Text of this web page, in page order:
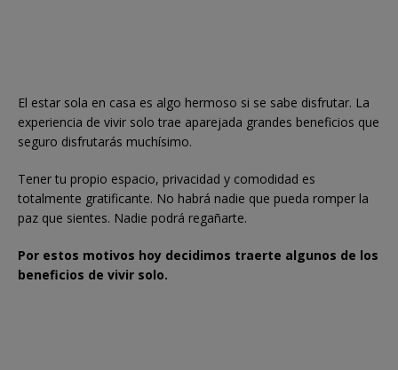
El estar sola en casa es algo hermoso si se sabe disfrutar. La
experiencia de vivir solo trae aparejada grandes beneficios que
seguro disfrutarás muchísimo.
Tener tu propio espacio, privacidad y comodidad es
totalmente gratificante. No habrá nadie que pueda romper la
paz que sientes. Nadie podrá regañarte.
Por estos motivos hoy decidimos traerte algunos de los
beneficios de vivir solo.